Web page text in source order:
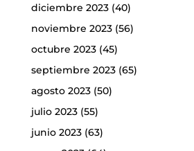
diciembre 2023(40)
noviembre 2023(56)
octubre 2023(45)
septiembre 2023(65)
agosto 2023(50)
julio 2023(55)
junio 2023(63)